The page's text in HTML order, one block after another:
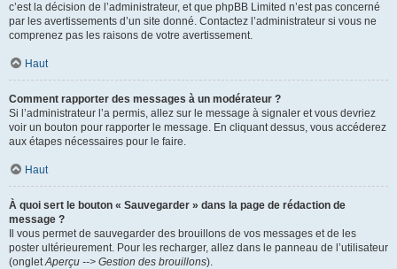
c’est la décision de l’administrateur, et que phpBB Limited n’est pas concerné
par les avertissements d’un site donné. Contactez l’administrateur si vous ne
comprenez pas les raisons de votre avertissement.
Haut
Comment rapporter des messages à un modérateur ?
Si l’administrateur l’a permis, allez sur le message à signaler et vous devriez
voir un bouton pour rapporter le message. En cliquant dessus, vous accéderez
aux étapes nécessaires pour le faire.
Haut
À quoi sert le bouton « Sauvegarder » dans la page de rédaction de
message ?
Il vous permet de sauvegarder des brouillons de vos messages et de les
poster ultérieurement. Pour les recharger, allez dans le panneau de l’utilisateur
(ongletAperçu --> Gestion des brouillons).